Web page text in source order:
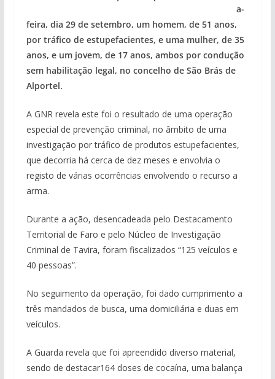
a-
feira, dia 29 de setembro, um homem, de 51 anos,
por tráfico de estupefacientes, e uma mulher, de 35
anos, e um jovem, de 17 anos, ambos por condução
sem habilitação legal, no concelho de São Brás de
Alportel.
A GNR revela este foi o resultado de uma operação
especial de prevenção criminal, no âmbito de uma
investigação por tráfico de produtos estupefacientes,
que decorria há cerca de dez meses e envolvia o
registo de várias ocorrências envolvendo o recurso a
arma.
Durante a ação, desencadeada pelo Destacamento
Territorial de Faro e pelo Núcleo de Investigação
Criminal de Tavira, foram fiscalizados “125 veículos e
40 pessoas”.
No seguimento da operação, foi dado cumprimento a
três mandados de busca, uma domiciliária e duas em
veículos.
A Guarda revela que foi apreendido diverso material,
sendo de destacar164 doses de cocaína, uma balança